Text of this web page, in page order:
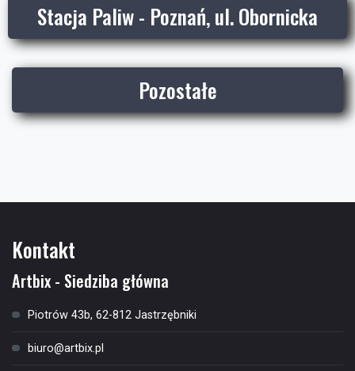
Stacja Paliw - Poznań, ul. Obornicka
Pozostałe
Kontakt
Artbix - Siedziba główna
Piotrów 43b, 62-812 Jastrzębniki
biuro@artbix.pl